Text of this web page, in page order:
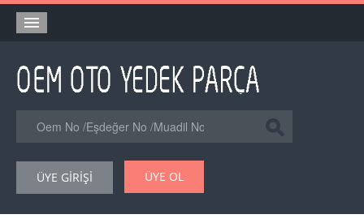
Orjinal Yedek Parça
Eşdeğer Muadil Yedek Parça
Şase Numarası VIN Yedekparça Sorgulama
Hakkımızda
ÜYE GİRİŞİ ÜYE OL